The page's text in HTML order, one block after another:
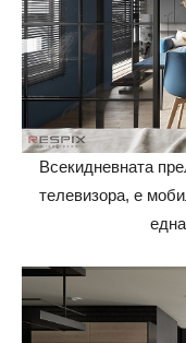
Всекидневната
телевизора, е